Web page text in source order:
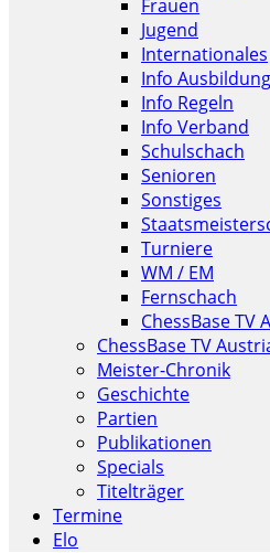
Frauen
Jugend
Internationales
Info Ausbildung
Info Regeln
Info Verband
Schulschach
Senioren
Sonstiges
Turniere
WM / EM
Fernschach
ChessBase TV
ChessBase TV
Meister-Chronik
Geschichte
Partien
Publikationen
Specials
Titelträger
Termine
Elo